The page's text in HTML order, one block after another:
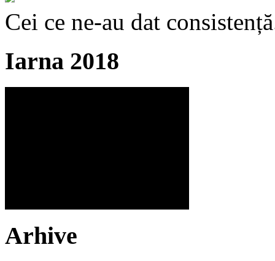
Cei ce ne-au dat
Iarna 2018
Arhive